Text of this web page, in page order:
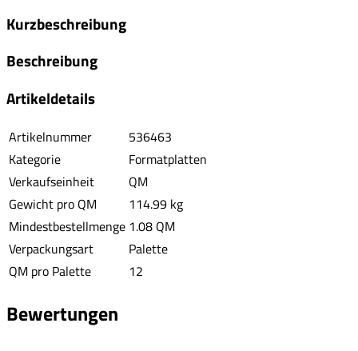
Kurzbeschreibung
Beschreibung
Artikeldetails
Artikelnummer
536463
Kategorie
Formatplatten
Verkaufseinheit
QM
Gewicht pro QM
114.99 kg
Mindestbestellmenge 1.08 QM
Verpackungsart
Palette
QM pro Palette
12
Bewertungen